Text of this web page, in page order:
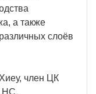
а также
слоёв
член ЦК
НС,